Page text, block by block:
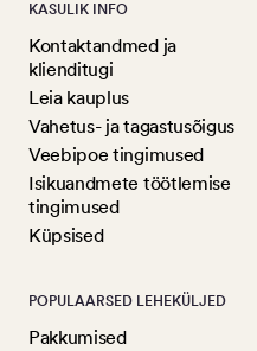
KASULIK INFO
Kontaktandmed ja
klienditugi
Leia kauplus
Vahetus- ja tagastusõigus
Veebipoe tingimused
Isikuandmete töötlemise
tingimused
Küpsised
POPULAARSED LEHEKÜLJED
Pakkumised